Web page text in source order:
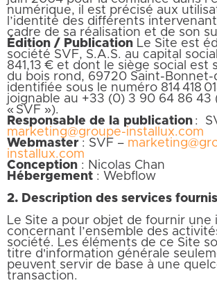
numérique, il est précisé aux
l’identité des différents
cadre de sa réalisation et de son
Édition / Publication Le Site est
société SVF, S.A.S. au capital social
841,13 € et dont le siège social est
du bois rond, 69720 Saint-Bonnet-
identifiée sous le numéro 814 418
joignable au +33 (0) 3 90 64 86 43
« SVF »).
Responsable de la publication :
marketing@groupe-installux.com
Webmaster: SVF –
installux.com
Conception : Nicolas Chan
Hébergement : Webflow
2. Description des services
Le Site a pour objet de fournir une
concernant l’ensemble des
société. Les éléments de ce Site
titre d'information générale
peuvent servir de base à une
transaction.